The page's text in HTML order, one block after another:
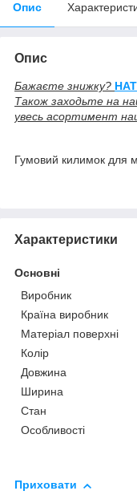
Опис
Опис
Бажаєте знижку?
Також заходьте на
увесь асортимент
Гумовий килимок для
Характеристики
Основні
Виробник
Країна виробник
Матеріал поверхні
Колір
Довжина
Ширина
Стан
Особливості
Приховати